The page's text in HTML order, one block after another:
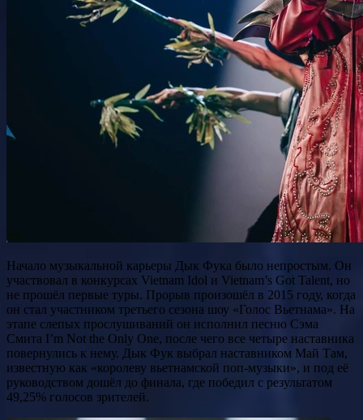
Начало музыкальной карьеры Дык Фука было непростым. Он
участвовал в конкурсах Vietnam Idol и Vietnam’s Got Talent, но
не прошёл первые туры. Прорыв произошёл в 2015 году, когда
он стал участником третьего сезона шоу «Голос Вьетнама». На
этапе слепых прослушиваний он исполнил песню Сэма
Смита I’m Not the Only One, после чего все четыре наставника
повернулись к нему. Дык Фук выбрал наставником Май Там,
известную как «королеву вьетнамской поп-музыки», и под её
руководством дошёл до финала, где победил с результатом
49,25% голосов зрителей.